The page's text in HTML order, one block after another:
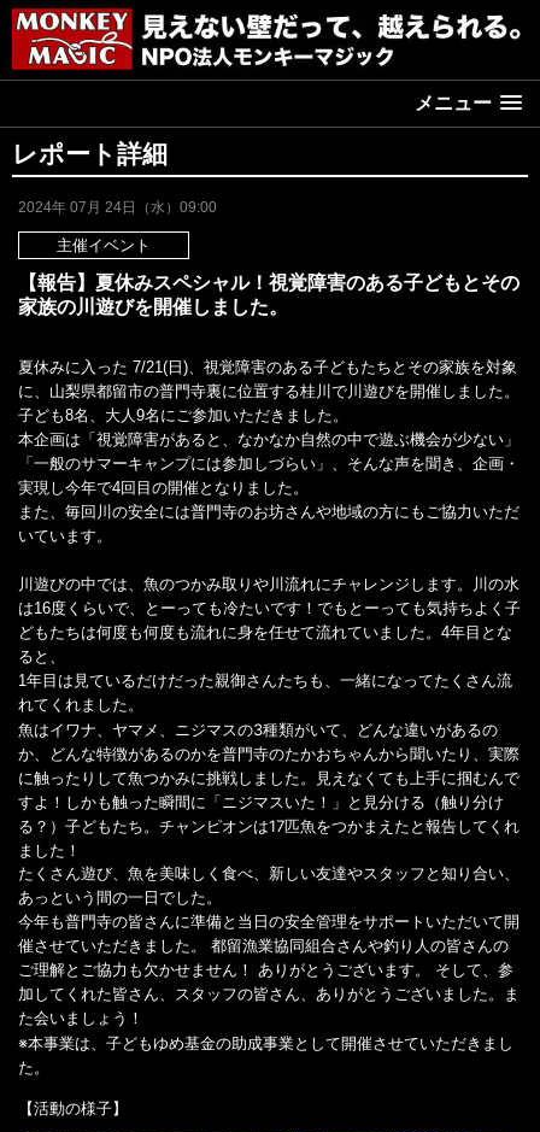
メニュー
レポート詳細
2024年 07月 24日（水）09:00
主催イベント
【報告】夏休みスペシャル！視覚障害のある子どもとその
家族の川遊びを開催しました。
夏休みに入った 7/21(日)、視覚障害のある子どもたちとその家族を対象
に、山梨県都留市の普門寺裏に位置する桂川で川遊びを開催しました。
子ども8名、大人9名にご参加いただきました。
本企画は「視覚障害があると、なかなか自然の中で遊ぶ機会が少ない 」
「一般のサマーキャンプには参加しづらい」、そんな声を聞き、企画・
実現し今年で4回目の開催となりました。
また、毎回川の安全には普門寺のお坊さんや地域の方にもご協力いただ
いています。
川遊びの中では、魚のつかみ取りや川流れにチャレンジします。川の水
は16度くらいで、とーっても冷たいです！でもとーっても気持ちよく子
どもたちは何度も何度も流れに身を任せて流れていました。4年目とな
ると、
1年目は見ているだけだった親御さんたちも、一緒になってたくさん流
れてくれました。
魚はイワナ、ヤマメ、ニジマスの3種類がいて、どんな違いがあるの
か、どんな特徴があるのかを普門寺のたかおちゃんから聞いたり、実際
に触ったりして魚つかみに挑戦しました。見えなくても上手に掴むんで
すよ！しかも触った瞬間に「ニジマスいた！」と見分ける（触り分け
る？）子どもたち。チャンピオンは17匹魚をつかまえたと報告してくれ
ました！
たくさん遊び、魚を美味しく食べ、 新しい友達やスタッフと知り合い、
あっという間の一日でした。
今年も普門寺の皆さんに準備と当日の安全管理をサポートいただいて開
催させていただきました。 都留漁業協同組合さんや釣り人の皆さんの
ご理解とご協力も欠かせ ません！ ありがとうございます。 そして、参
加してくれた皆さん、スタッフの皆さん、 ありがとうございました。ま
た会いましょう！
※本事業は、子どもゆめ基金の助成事業として開催させていただきまし
た。
【活動の様子】